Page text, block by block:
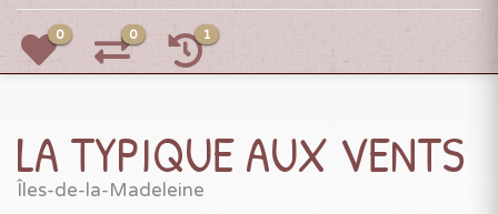
0 0 1
LA TYPIQUE AUX VENTS
Îles-de-la-Madeleine